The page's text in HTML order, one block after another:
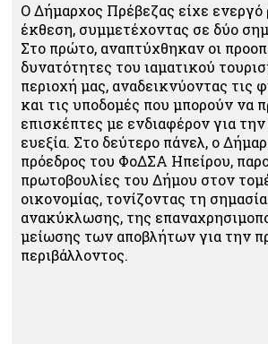
Ο Δήμαρχος Πρέβεζας είχε ενεργό
έκθεση, συμμετέχοντας σε δύο
Στο πρώτο, αναπτύχθηκαν οι
δυνατότητες του ιαματικού
περιοχή μας, αναδεικνύοντας τις
και τις υποδομές που μπορούν να
επισκέπτες με ενδιαφέρον για
ευεξία. Στο δεύτερο πάνελ, ο
πρόεδρος του ΦοΔΣΑ Ηπείρου,
πρωτοβουλίες του Δήμου στον
οικονομίας, τονίζοντας τη
ανακύκλωσης, της
μείωσης των αποβλήτων για την
περιβάλλοντος.